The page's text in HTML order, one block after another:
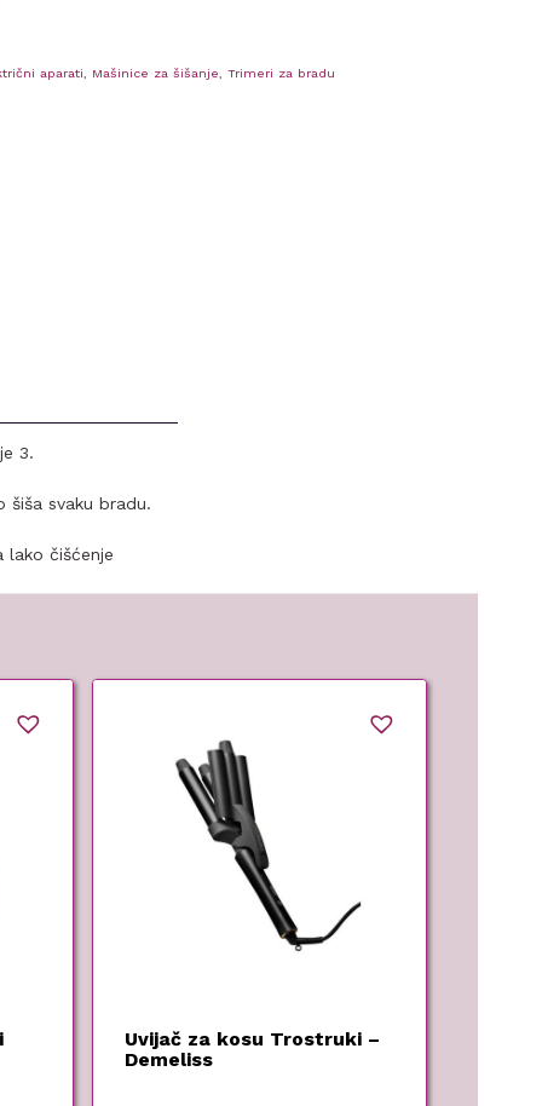
aparati, Mašinice za šišanje,Trimeri za bradu
3.
šiša svaku bradu.
lako čišćenje
Uvijač za kosu Trostruki –
Demeliss